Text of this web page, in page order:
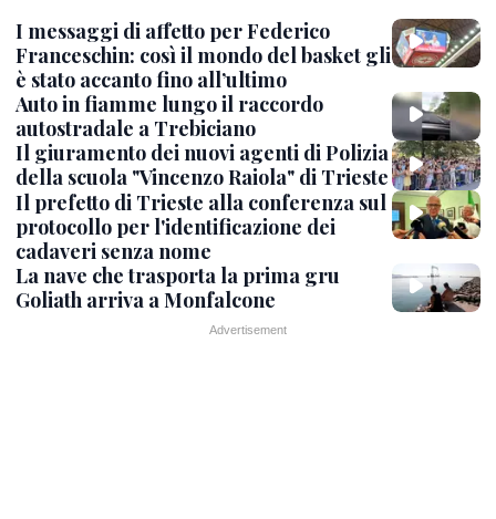
I messaggi di affetto per Federico
Franceschin: così il mondo del basket gli
è stato accanto fino all’ultimo
Auto in fiamme lungo il raccordo
autostradale a Trebiciano
Il giuramento dei nuovi agenti di Polizia
della scuola "Vincenzo Raiola" di Trieste
Il prefetto di Trieste alla conferenza sul
protocollo per l'identificazione dei
cadaveri senza nome
La nave che trasporta la prima gru
Goliath arriva a Monfalcone